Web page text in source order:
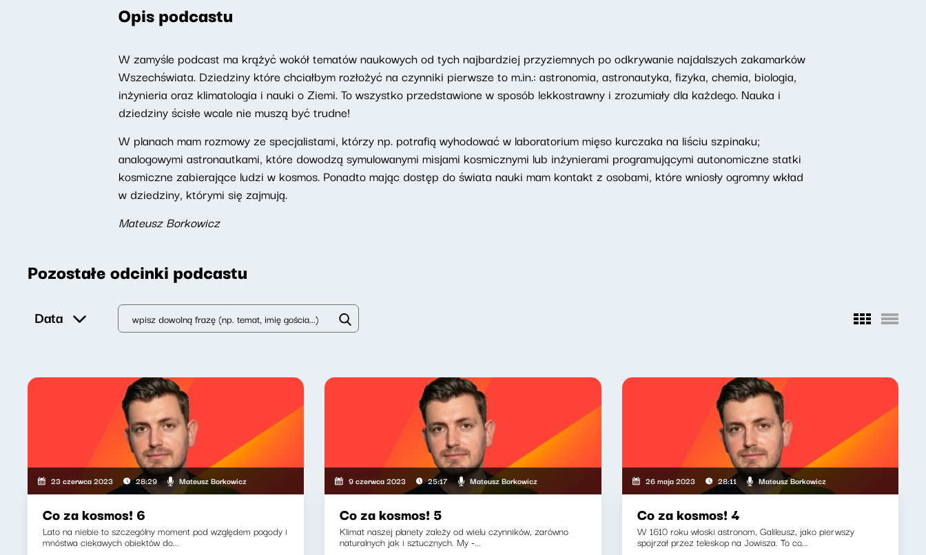
Opis podcastu
W zamyśle podcast ma krążyć wokół tematów naukowych od tych najbardziej przyziemnych po odkrywanie najdalszych zakamarków
Wszechświata. Dziedziny które chciałbym rozłożyć na czynniki pierwsze to m.in.: astronomia, astronautyka, fizyka, chemia, biologia,
inżynieria oraz klimatologia i nauki o Ziemi. To wszystko przedstawione w sposób lekkostrawny i zrozumiały dla każdego. Nauka i
dziedziny ścisłe wcale nie muszą być trudne!
W planach mam rozmowy ze specjalistami, którzy np. potrafią wyhodować w laboratorium mięso kurczaka na liściu szpinaku;
analogowymi astronautkami, które dowodzą symulowanymi misjami kosmicznymi lub inżynierami programującymi autonomiczne statki
kosmiczne zabierające ludzi w kosmos. Ponadto mając dostęp do świata nauki mam kontakt z osobami, które wniosły ogromny wkład
w dziedziny, którymi się zajmują.
Mateusz Borkowicz
Pozostałe odcinki podcastu
Data
23 czerwca 2023 28:29 Mateusz Borkowicz
Co za kosmos! 6
Lato na niebie to szczególny moment pod względem pogody i
mnóstwa ciekawych obiektów do...
9 czerwca 2023 25:17 Mateusz Borkowicz
Co za kosmos! 5
Klimat naszej planety zależy od wielu czynników, zarówno
naturalnych jak i sztucznych. My -...
26 maja 2023 28:11 Mateusz Borkowicz
Co za kosmos! 4
W 1610 roku włoski astronom, Galileusz, jako pierwszy
spojrzał przez teleskop na Jowisza. To co...